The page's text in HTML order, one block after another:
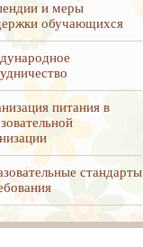
и меры
обучающихся
питания в
стандарты